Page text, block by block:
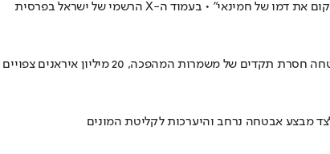
משלחות מסין, נמיביה, אפגניסטן, ונשיא רוסיה לשעבר כבר פקדו את ארונו של מנהיג המשטר האיראני שחוסל על ידי ישראל • מפקד הצבא האיראני אמר: "ננקום את דמו של חמינאי" • בעמוד ה-X הרשמי של ישראל בפרסית
ארבעה חודשים אחרי החיסול, המשטר האסלאמי הופך את טקסי הפרידה מהמנהיג העליון למצעד נקמה שיעבור באיראן ובעיראק • ההכנות נערכו תחת אבטחה חסרת תקדים של משמרות המהפכה, 20 מיליון איראנים צפויים